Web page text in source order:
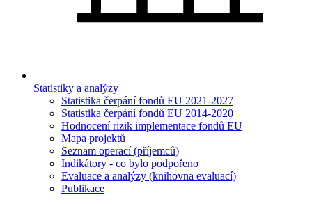
Statistiky a analýzy
Statistika čerpání fondů EU 2021-2027
Statistika čerpání fondů EU 2014-2020
Hodnocení rizik implementace fondů EU
Mapa projektů
Seznam operací (příjemců)
Indikátory - co bylo podpořeno
Evaluace a analýzy (knihovna evaluací)
Publikace